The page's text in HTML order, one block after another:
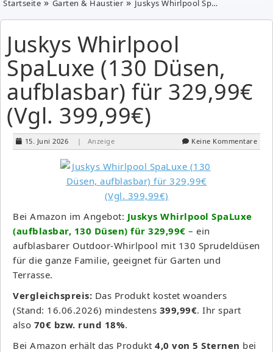
Startseite Garten & Haustier Juskys Whirlpool SpaLuxe (130 Düsen, aufblasbar) für 329,99€ (Vgl. 399,99€)
Juskys Whirlpool
SpaLuxe (130 Düsen,
aufblasbar) für 329,99€
(Vgl. 399,99€)
15. Juni 2026 | Anzeige Keine Kommentare
Bei Amazon im Angebot: Juskys Whirlpool SpaLuxe
(aufblasbar, 130 Düsen) für 329,99€ – ein
aufblasbarer Outdoor-Whirlpool mit 130 Sprudeldüsen
für die ganze Familie, geeignet für Garten und
Terrasse.
Vergleichspreis: Das Produkt kostet woanders
(Stand: 16.06.2026) mindestens 399,99€. Ihr spart
also 70€ bzw. rund 18%.
Bei Amazon erhält das Produkt 4,0 von 5 Sternen bei